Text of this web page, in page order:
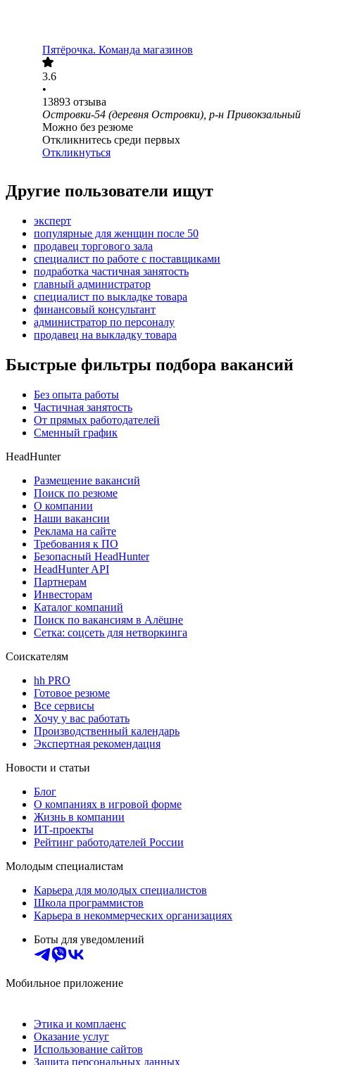
Пятёрочка. Команда магазинов
3.6
•
13893 отзыва
Островки-54 (деревня Островки), р-н Привокзальный
Можно без резюме
Откликнитесь среди первых
Откликнуться
Другие пользователи ищут
эксперт
популярные для женщин после 50
продавец торгового зала
специалист по работе с поставщиками
подработка частичная занятость
главный администратор
специалист по выкладке товара
финансовый консультант
администратор по персоналу
продавец на выкладку товара
Быстрые фильтры подбора вакансий
Без опыта работы
Частичная занятость
От прямых работодателей
Сменный график
HeadHunter
Размещение вакансий
Поиск по резюме
О компании
Наши вакансии
Реклама на сайте
Требования к ПО
Безопасный HeadHunter
HeadHunter API
Партнерам
Инвесторам
Каталог компаний
Поиск по вакансиям в Алёшне
Сетка: соцсеть для нетворкинга
Соискателям
hh PRO
Готовое резюме
Все сервисы
Хочу у вас работать
Производственный календарь
Экспертная рекомендация
Новости и статьи
Блог
О компаниях в игровой форме
Жизнь в компании
ИТ-проекты
Рейтинг работодателей России
Молодым специалистам
Карьера для молодых специалистов
Школа программистов
Карьера в некоммерческих организациях
Боты для уведомлений
Мобильное приложение
Этика и комплаенс
Оказание услуг
Использование сайтов
Защита персональных данных